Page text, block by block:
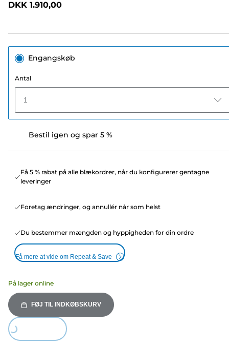
DKK 1.910,00
Engangskøb
Antal
1
Bestil igen og spar 5 %
Få 5 % rabat på alle blækordrer, når du konfigurerer gentagne
leveringer
Foretag ændringer, og annullér når som helst
Du bestemmer mængden og hyppigheden for din ordre
Få mere at vide om Repeat & Save
På lager online
FØJ TIL INDKØBSKURV
Loading...